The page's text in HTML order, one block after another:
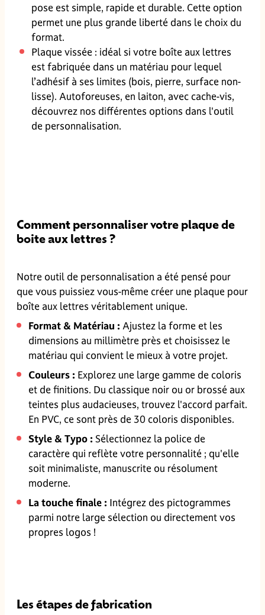
pose est simple, rapide et durable. Cette option
permet une plus grande liberté dans le choix du
format.
Plaque vissée : idéal si votre boîte aux lettres
est fabriquée dans un matériau pour lequel
l’adhésif à ses limites (bois, pierre, surface non-
lisse). Autoforeuses, en laiton, avec cache-vis,
découvrez nos différentes options dans l'outil
de personnalisation.
Comment personnaliser votre plaque de
boite aux lettres ?
Notre outil de personnalisation a été pensé pour
que vous puissiez vous-même créer une plaque pour
boîte aux lettres véritablement unique.
Format & Matériau : Ajustez la forme et les
dimensions au millimètre près et choisissez le
matériau qui convient le mieux à votre projet.
Couleurs : Explorez une large gamme de coloris
et de finitions. Du classique noir ou or brossé aux
teintes plus audacieuses, trouvez l'accord parfait.
En PVC, ce sont près de 30 coloris disponibles.
Style & Typo : Sélectionnez la police de
caractère qui reflète votre personnalité ; qu'elle
soit minimaliste, manuscrite ou résolument
moderne.
La touche finale : Intégrez des pictogrammes
parmi notre large sélection ou directement vos
propres logos !
Les étapes de fabrication